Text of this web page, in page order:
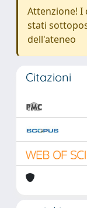
Attenzione! I
stati
dell'ateneo
Citazioni